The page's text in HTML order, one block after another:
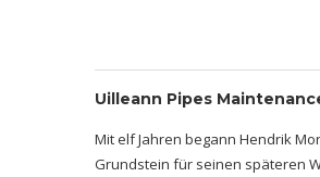
Uilleann Pipes
Mit elf Jahren begann Hendrik
Grundstein für seinen späteren